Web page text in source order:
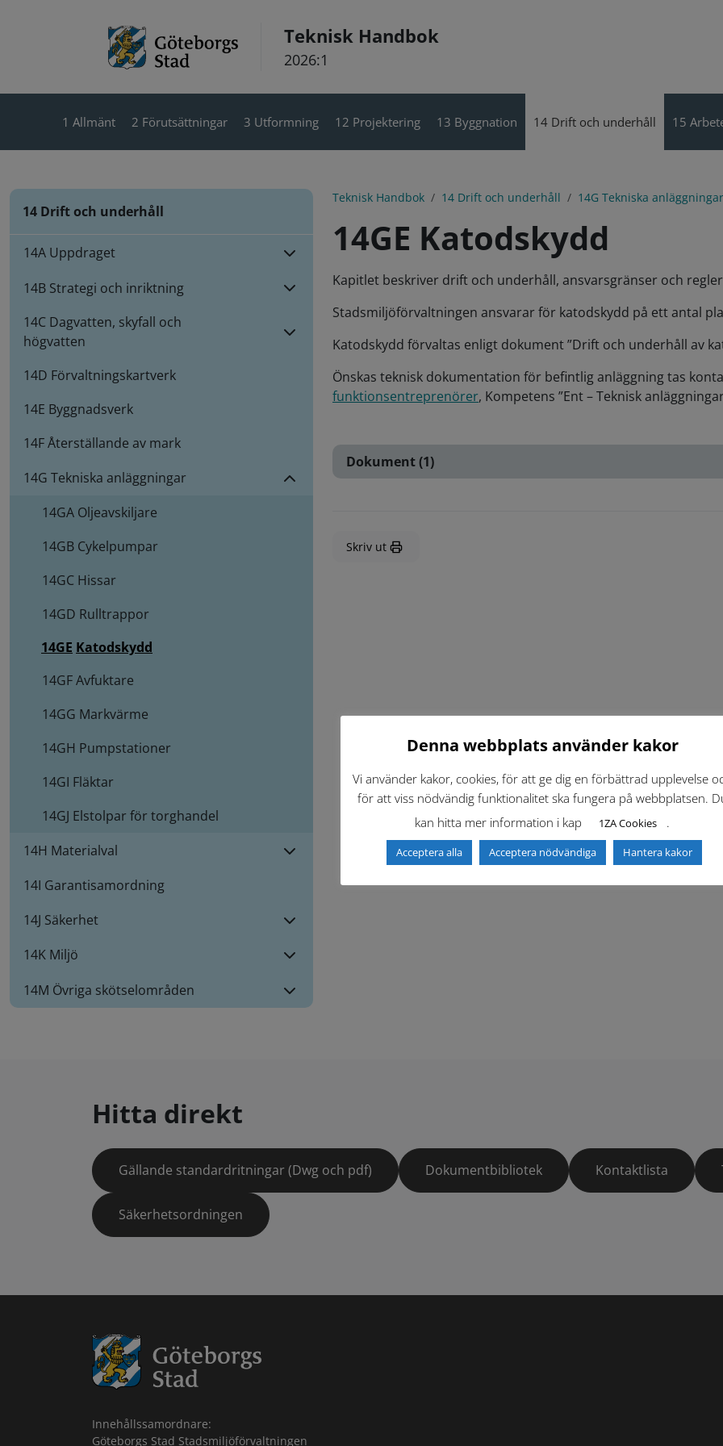
Teknisk Handbok
2026:1
1 Allmänt 2 Förutsättningar 3 Utformning 12 Projektering 13 Byggnation 14 Drift och underhåll 15
14 Drift och underhåll
14A Uppdraget
14B Strategi och inriktning
14C Dagvatten, skyfall och
högvatten
14D Förvaltningskartverk
14E Byggnadsverk
14F Återställande av mark
14G Tekniska anläggningar
14GA Oljeavskiljare
14GB Cykelpumpar
14GC Hissar
14GD Rulltrappor
14GE Katodskydd
14GFAvfuktare
14GG Markvärme
14GH Pumpstationer
14GI Fläktar
14GJ Elstolpar för torghandel
14H Materialval
14I Garantisamordning
14J Säkerhet
14K Miljö
14M Övriga skötselområden
Teknisk Handbok 14 Drift och underhåll 14G Tekniska anläggningar
14GE Katodskydd
Kapitlet beskriver drift och underhåll, ansvarsgränser och
Stadsmiljöförvaltningen ansvarar för katodskydd på ett antal
Katodskydd förvaltas enligt dokument ”Drift och underhåll av
Önskas teknisk dokumentation för befintlig anläggning tas
funktionsentreprenörer, Kompetens ”Ent – Teknisk
Dokument (1)
Skriv ut
Hitta direkt
Gällande standardritningar (Dwg och pdf) Dokumentbibliotek Kontaktlista
Säkerhetsordningen
Innehållssamordnare:
Göteborgs Stad Stadsmiljöförvaltningen
Denna webbplats använder kakor
Vi använder kakor, cookies, för att ge dig en förbättrad upplevelse
för att viss nödvändig funktionalitet ska fungera på webbplatsen.
kan hitta mer information i kap
1ZA Cookies .
Acceptera alla Acceptera nödvändiga Hantera kakor